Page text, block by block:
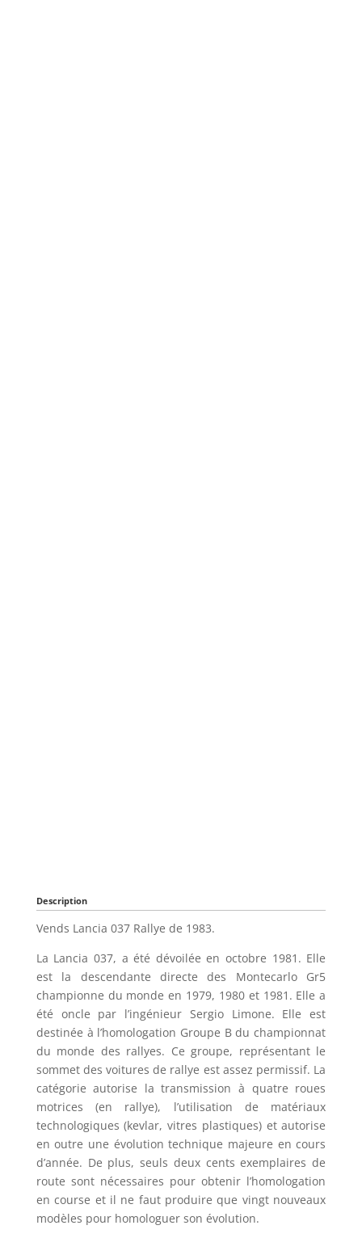
Description
Vends Lancia 037 Rallye de 1983.
La Lancia 037, a été dévoilée en octobre 1981. Elle
est la descendante directe des Montecarlo Gr5
championne du monde en 1979, 1980 et 1981. Elle a
été oncle par l’ingénieur Sergio Limone. Elle est
destinée à l’homologation Groupe B du championnat
du monde des rallyes. Ce groupe, représentant le
sommet des voitures de rallye est assez permissif. La
catégorie autorise la transmission à quatre roues
motrices (en rallye), l’utilisation de matériaux
technologiques (kevlar, vitres plastiques) et autorise
en outre une évolution technique majeure en cours
d’année. De plus, seuls deux cents exemplaires de
route sont nécessaires pour obtenir l’homologation
en course et il ne faut produire que vingt nouveaux
modèles pour homologuer son évolution.